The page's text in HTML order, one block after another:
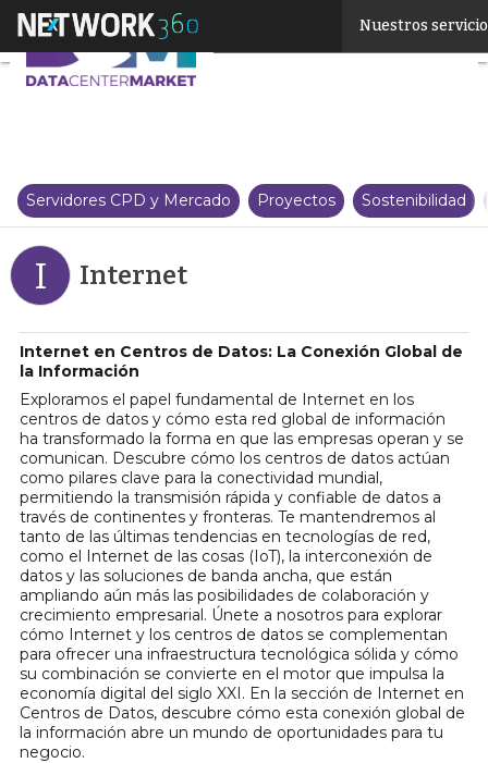
Nuestros
Servidores CPD y Mercado Proyectos Sostenibilidad
I Internet
Internet en Centros de Datos: La Conexión Global de
la Información
Exploramos el papel fundamental de Internet en los
centros de datos y cómo esta red global de información
ha transformado la forma en que las empresas operan y se
comunican. Descubre cómo los centros de datos actúan
como pilares clave para la conectividad mundial,
permitiendo la transmisión rápida y confiable de datos a
través de continentes y fronteras. Te mantendremos al
tanto de las últimas tendencias en tecnologías de red,
como el Internet de las cosas (IoT), la interconexión de
datos y las soluciones de banda ancha, que están
ampliando aún más las posibilidades de colaboración y
crecimiento empresarial. Únete a nosotros para explorar
cómo Internet y los centros de datos se complementan
para ofrecer una infraestructura tecnológica sólida y cómo
su combinación se convierte en el motor que impulsa la
economía digital del siglo XXI. En la sección de Internet en
Centros de Datos, descubre cómo esta conexión global de
la información abre un mundo de oportunidades para tu
negocio.